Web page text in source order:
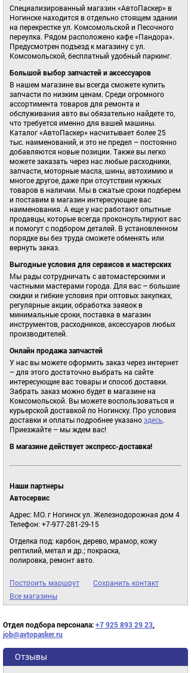
Специализированный магазин «АвтоПаскер» в
Ногинске находится в отдельно стоящем здании
на перекрестке ул. Комсомольской и Песочного
переулка. Рядом расположено кафе «Пандора».
Предусмотрен подъезд к магазину с ул.
Комсомольской, бесплатный удобный паркинг.
Большой выбор запчастей и аксессуаров
В нашем магазине вы всегда сможете купить
запчасти по низким ценам. Среди огромного
ассортимента товаров для ремонта и
обслуживания авто вы обязательно найдете то,
что требуется именно для вашей машины.
Каталог «АвтоПаскер» насчитывает более 25
тыс. наименований, и это не предел – постоянно
добавляются новые позиции. Также вы легко
можете заказать через нас любые расходники,
запчасти, моторные масла, шины, автохимию и
многое другое, даже при отсутствии нужных
товаров в наличии. Мы в сжатые сроки подберем
и поставим в магазин интересующие вас
наименования. А еще у нас работают опытные
продавцы, которые всегда проконсультируют вас
и помогут с подбором деталей. В установленном
порядке вы без труда сможете обменять или
вернуть заказ.
Выгодные условия для сервисов и мастерских
Мы рады сотрудничать с автомастерскими и
частными мастерами города. Для вас – большие
скидки и гибкие условия при оптовых закупках,
регулярные акции, обработка заявок в
минимальные сроки, поставка в магазин
инструментов, расходников, аксессуаров любых
производителей.
Онлайн продажа запчастей
У нас вы можете оформить заказ через интернет
– для этого достаточно выбрать на сайте
интересующие вас товары и способ доставки.
Забрать заказ можно будет в магазине на
Комсомольской. Вы можете воспользоваться и
курьерской доставкой по Ногинску. Про условия
доставки и оплаты подробнее указаноздесь.
Приезжайте – мы ждем вас!
В магазине действует экспресс-доставка!
Наши партнеры
Автосервис
Адрес: МО. г Ногинск ул. Железнодорожная дом 4
Телефон: +7-977-281-29-15
Отделка под: карбон, дерево, мрамор, кожу
рептилий, метал и др.; покраска,
полировка, ремонт авто.
Построить маршрут
Сохранить контакт
Все магазины
Отдел подбора персонала:+7 925 893 29 23
job@avtopasker.ru
Отзывы